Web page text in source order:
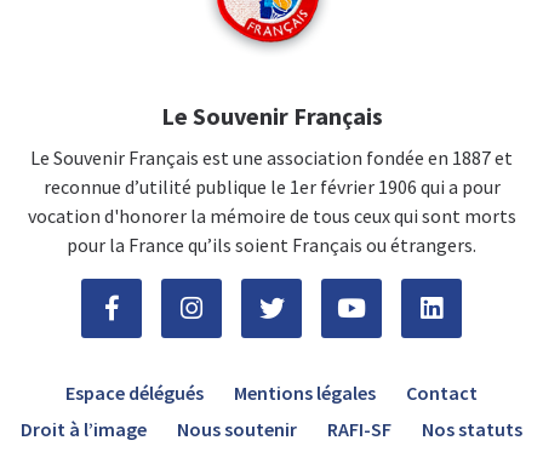
Le Souvenir Français
Le Souvenir Français est une association fondée en 1887 et
reconnue d’utilité publique le 1er février 1906 qui a pour
vocation d'honorer la mémoire de tous ceux qui sont morts
pour la France qu’ils soient Français ou étrangers.
Espace délégués Mentions légales
Contact
Droit à l’image
Nous soutenir RAFI-SF Nos statuts